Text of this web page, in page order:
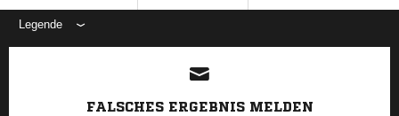
Legende
ANZEIGE
FALSCHES ERGEBNIS MELDEN